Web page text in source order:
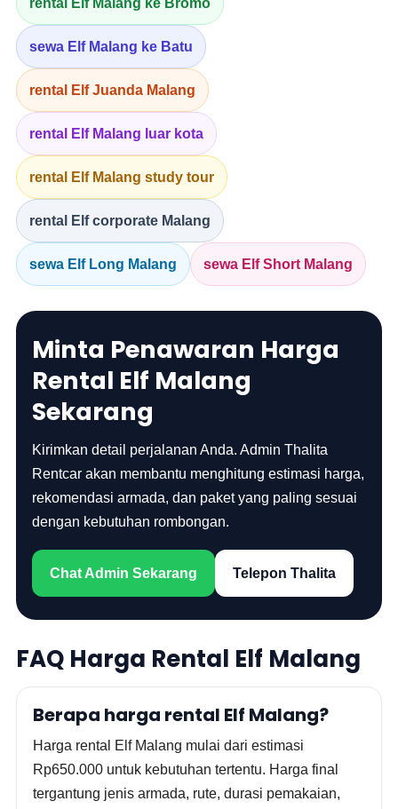
rental Elf Malang ke Bromo
sewa Elf Malang ke Batu
rental Elf Juanda Malang
rental Elf Malang luar kota
rental Elf Malang study tour
rental Elf corporate Malang
sewa Elf Long Malang sewa Elf Short Malang
Minta Penawaran Harga
Rental Elf Malang
Sekarang
Kirimkan detail perjalanan Anda. Admin Thalita
Rentcar akan membantu menghitung estimasi harga,
rekomendasi armada, dan paket yang paling sesuai
dengan kebutuhan rombongan.
Chat Admin Sekarang Telepon Thalita
FAQ Harga Rental Elf Malang
Berapa harga rental Elf Malang?
Harga rental Elf Malang mulai dari estimasi
Rp650.000 untuk kebutuhan tertentu. Harga final
tergantung jenis armada, rute, durasi pemakaian,